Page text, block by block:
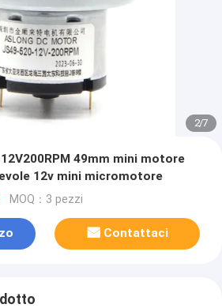
2/7
49mm mini motore
12v mini micromotore
MOQ：3 pezzi
Contattaci